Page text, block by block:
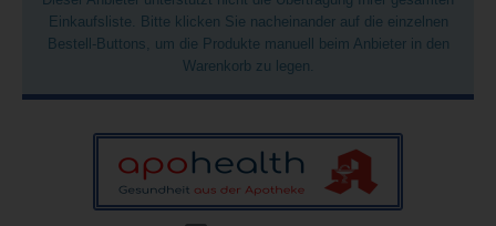
Einkaufsliste. Bitte klicken Sie nacheinander auf die einzelnen
Bestell-Buttons, um die Produkte manuell beim Anbieter in den
Warenkorb zu legen.